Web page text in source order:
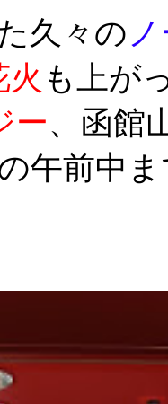
久々の
火 も上が
ー、函館
午前中ま